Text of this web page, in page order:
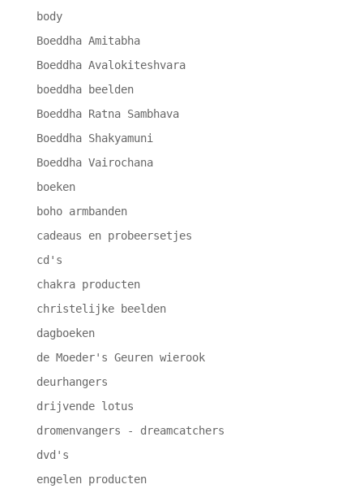
body
Boeddha Amitabha
Boeddha Avalokiteshvara
boeddha beelden
Boeddha Ratna Sambhava
Boeddha Shakyamuni
Boeddha Vairochana
boeken
boho armbanden
cadeaus en probeersetjes
cd's
chakra producten
christelijke beelden
dagboeken
de Moeder's Geuren wierook
deurhangers
drijvende lotus
dromenvangers - dreamcatchers
dvd's
engelen producten